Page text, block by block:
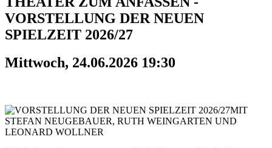
VORSTELLUNG DER NEUEN
SPIELZEIT 2026/27
Mittwoch, 24.06.2026 19:30
MIT
STEFAN NEUGEBAUER, RUTH WEINGARTEN UND
LEONARD WOLLNER